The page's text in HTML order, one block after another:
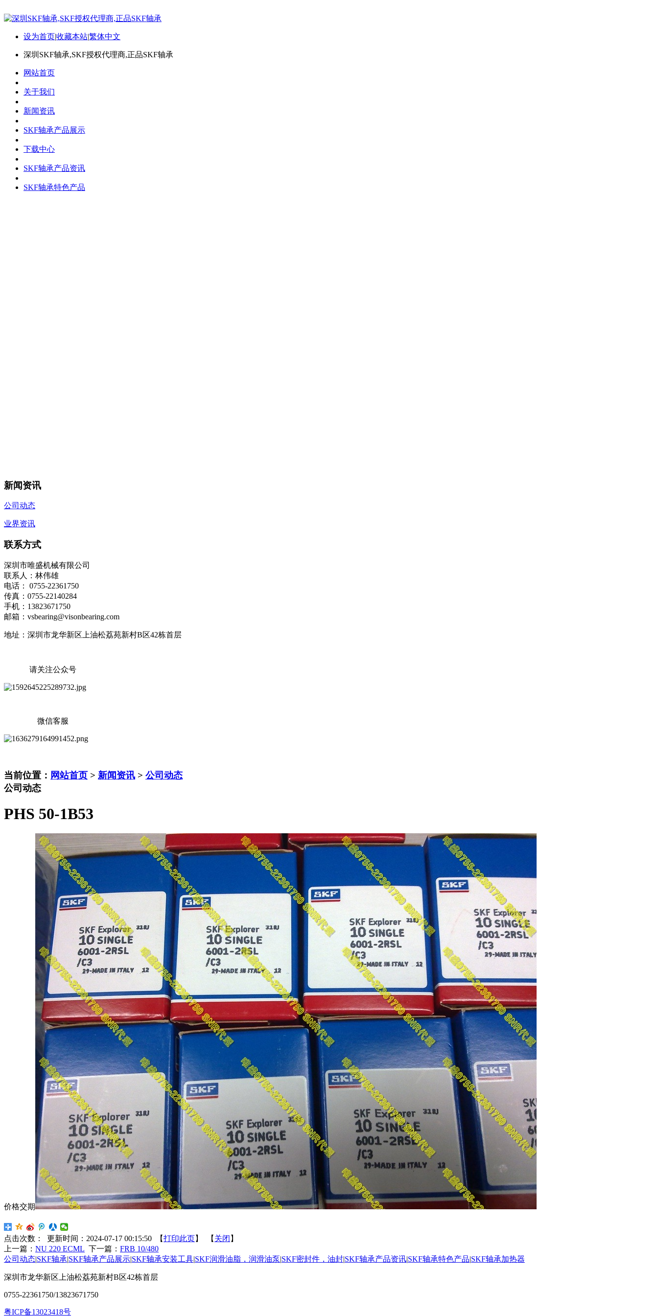
设为首页|收藏本站|繁体中文
深圳SKF轴承,SKF授权代理商,正品SKF轴承
网站首页
关于我们
新闻资讯
SKF轴承产品展示
下载中心
SKF轴承产品资讯
SKF轴承特色产品
新闻资讯
公司动态
业界资讯
联系方式
深圳市唯盛机械有限公司
联系人：林伟雄
电话： 0755-22361750
传真：0755-22140284
手机：13823671750
邮箱：vsbearing@visonbearing.com
地址：深圳市龙华新区上油松荔苑新村B区42栋首层
请关注公众号
微信客服
当前位置： 网站首页 > 新闻资讯 > 公司动态
公司动态
PHS 50-1B53
价格交期
点击次数： 更新时间：2024-07-17 00:15:50 【打印此页 】 【 关闭 】
上一篇： NU 220 ECML 下一篇： FRB 10/480
公司动态 SKF轴承 SKF轴承产品展示 SKF轴承安装工具 SKF润滑油脂，润滑油泵 SKF密封件，油封 SKF轴承产品资讯 SKF轴承特色产品 SKF轴承加热器
深圳市龙华新区上油松荔苑新村B区42栋首层
0755-22361750/13823671750
粤ICP备13023418号